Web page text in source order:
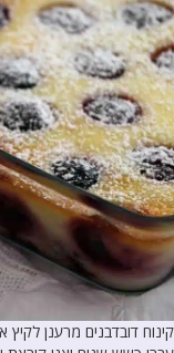
קינוח דובדבנים מרענן